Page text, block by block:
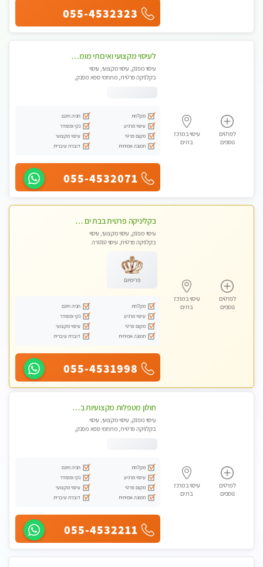
055-4532323
לפרטים
נוספים
עיסוי במרכז
בת ים
לעיסוי מקצועי ואיכותי מומלץ מאוד!! ממתינה לך שתגיע לבת ים - ​​​​​​ Highly recommended
עיסוי מפנק, עיסוי מקצועי, עיסוי
בקלניקה פרטית, מתחמי ספא מפנק,
מקלחת
חניה חינם
עיסוי מרגיע
נקי ומסודר
מקום פרטי
עיסוי מקצועי
תמונה אמיתית
דוברת עיברית
055-4532071
לפרטים
נוספים
עיסוי במרכז
בת ים
בקליניקה פרטית בבת ים עיסוי לחידוש אנרגיות עיסוי מקצועי מומלץ מאוד ללא מין !!
עיסוי מפנק, עיסוי מקצועי, עיסוי
בקלניקה פרטית, עיסוי טנטרה
פרימיום
מקלחת
חניה חינם
עיסוי מרגיע
נקי ומסודר
מקום פרטי
עיסוי מקצועי
תמונה אמיתית
דוברת עיברית
055-4531998
לפרטים
נוספים
עיסוי במרכז
בת ים
חולון מטפלות מקצועיות ברמה גבוהה מומלץ מאוד !!! . . highly recommended..new in the city -אין פרטים נוספים במקום -ללא מין !!
עיסוי מפנק, עיסוי מקצועי, עיסוי
בקלניקה פרטית, מתחמי ספא מפנק,
מקלחת
חניה חינם
עיסוי מרגיע
נקי ומסודר
מקום פרטי
עיסוי מקצועי
תמונה אמיתית
דוברת עיברית
055-4532211